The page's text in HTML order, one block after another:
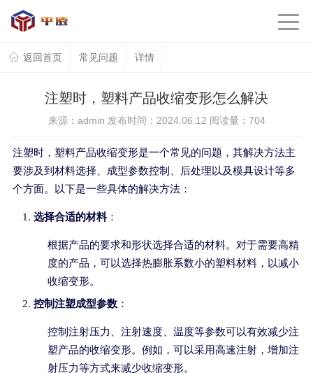
返回首页 常见问题 详情
注塑时，塑料产品收缩变形怎么解决
来源：admin 发布时间：2024.06.12 阅读量： 704
注塑时，塑料产品收缩变形是一个常见的问题，其解决方法主
要涉及到材料选择、成型参数控制、后处理以及模具设计等多
个方面。以下是一些具体的解决方法：
选择合适的材料：
根据产品的要求和形状选择合适的材料。对于需要高精
度的产品，可以选择热膨胀系数小的塑料材料，以减小
收缩变形。
控制注塑成型参数：
控制注射压力、注射速度、温度等参数可以有效减少注
塑产品的收缩变形。例如，可以采用高速注射，增加注
射压力等方式来减少收缩变形。